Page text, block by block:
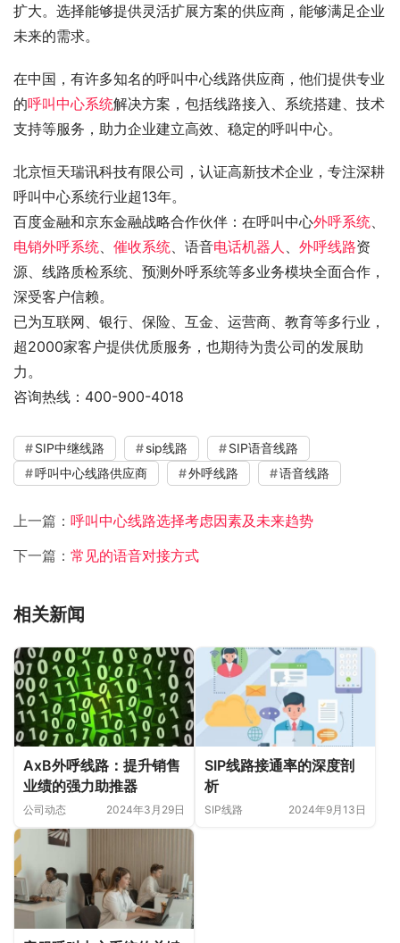
扩大。选择能够提供灵活扩展方案的供应商，能够满足企业
未来的需求。
在中国，有许多知名的呼叫中心线路供应商，他们提供专业
的呼叫中心系统解决方案，包括线路接入、系统搭建、技术
支持等服务，助力企业建立高效、稳定的呼叫中心。
北京恒天瑞讯科技有限公司，认证高新技术企业，专注深耕
呼叫中心系统行业超13年。
百度金融和京东金融战略合作伙伴：在呼叫中心外呼系统
电销外呼系统
催收系统 、语音电话机器人 外呼线路资
源、线路质检系统、预测外呼系统等多业务模块全面合作，
深受客户信赖。
已为互联网、银行、保险、互金、运营商、教育等多行业，
超2000家客户提供优质服务，也期待为贵公司的发展助
力。
咨询热线：400-900-4018
SIP中继线路 sip线路
SIP语音线路
呼叫中心线路供应商
外呼线路 语音线路
上一篇： 呼叫中心线路选择考虑因素及未来趋势
下一篇： 常见的语音对接方式
相关新闻
AxB外呼线路：提升销售
业绩的强力助推器
公司动态 2024年3月29日
SIP线路接通率的深度剖
析
SIP线路 2024年9月13日